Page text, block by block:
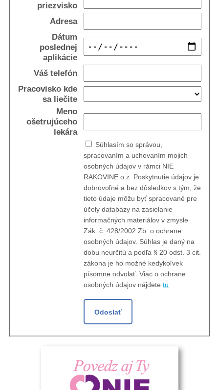
priezvisko
Adresa
Dátum
poslednej
aplikácie
Váš telefón
Pracovisko kde
sa liečite
Meno
ošetrujúceho
lekára
Súhlasím so správou,
spracovaním a uchovaním mojich
osobných údajov v rámci NIE
RAKOVINE o.z. Poskytnutie údajov je
dobrovoľné a bez dôsledkov s tým, že
tieto údaje môžu byť spracované pre
účely databázy na zasielanie
informačných materiálov v zmysle
Zák. č. 428/2002 Zb. o ochrane
osobných údajov. Súhlas je daný na
dobu neurčitú a podľa § 20 odst. 3 cit.
zákona je ho možné kedykoľvek
písomne odvolať. Viac o ochrane
osobných údajov nájdete tu
Odoslať